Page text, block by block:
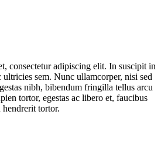
consectetur adipiscing elit. In suscipit in
sem. Nunc ullamcorper, nisi sed
nibh, bibendum fringilla tellus arcu
tortor, egestas ac libero et, faucibus
tortor.